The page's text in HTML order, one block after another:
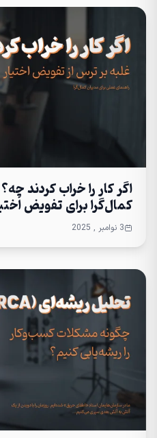
اگر کار را خراب کردند
کمال‌گرا برای تفویض
3 نوامبر , 2025